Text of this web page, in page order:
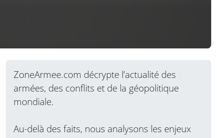
ZoneArmee.com décrypte l’actualité des
armées, des conflits et de la géopolitique
mondiale.
Au-delà des faits, nous analysons les enjeux